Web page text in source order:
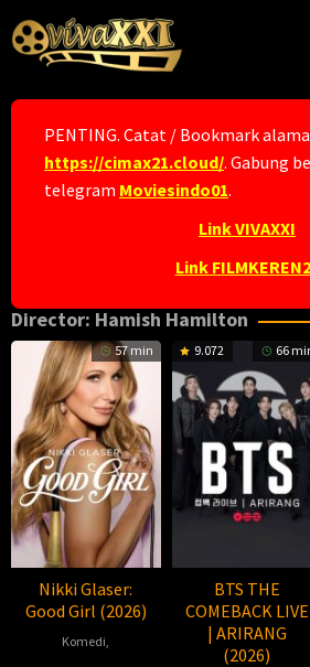
to
content
PENTING. Catat / Bookmark
https://cimax21.cloud/. Gabung bersama group
telegram Moviesindo01.
Link VIVAXXI
Link
Director: Hamish Hamilton
57 min
Nikki Glaser:
Good Girl (2026)
Komedi
9.072 66
BTS THE
COMEBACK LIVE
| ARIRANG
(2026)